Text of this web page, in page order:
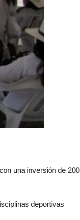
una inversión de 200
deportivas